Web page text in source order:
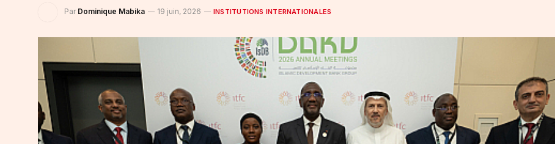
Par Dominique Mabika 19 juin, 2026 INSTITUTIONS INTERNATIONALES